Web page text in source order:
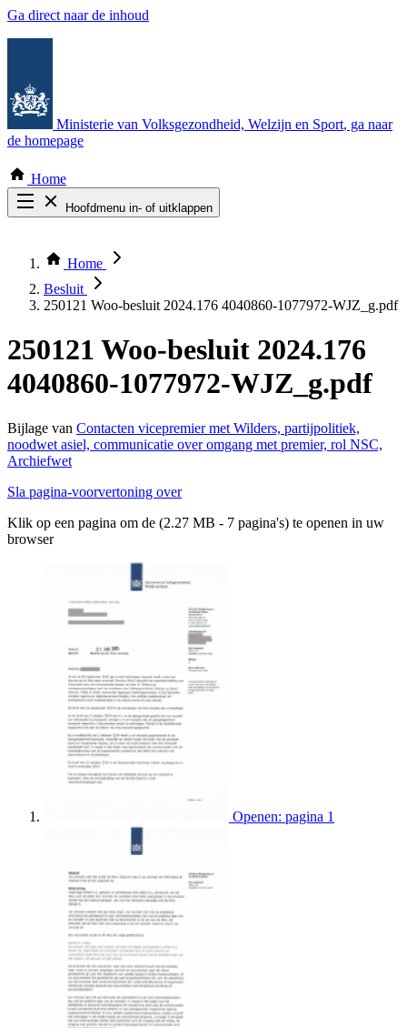
Ga direct naar de inhoud
Ministerie van Volksgezondheid, Welzijn en Sport, ga naar
de homepage
Home
Hoofdmenu in- of uitklappen
Thema COVID-19
Bekijk per bestuursorgaan
Home
Besluit
250121 Woo-besluit 2024.176 4040860-1077972-WJZ_g.pdf
250121 Woo-besluit 2024.176
4040860-1077972-WJZ_g.pdf
Bijlage van Contacten vicepremier met Wilders, partijpolitiek,
noodwet asiel, communicatie over omgang met premier, rol NSC,
Archiefwet
Sla pagina-voorvertoning over
Klik op een pagina om de (2.27 MB - 7 pagina's) te openen in uw
browser
Openen: pagina 1